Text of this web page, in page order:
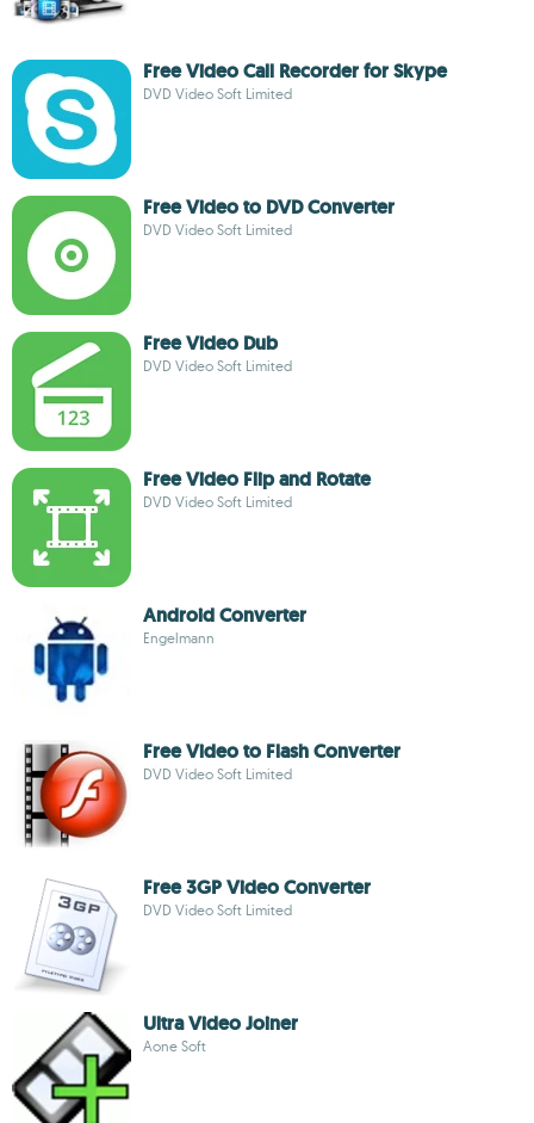
Free Video Call Recorder for Skype
DVD Video Soft Limited
Free Video to DVD Converter
DVD Video Soft Limited
Free Video Dub
DVD Video Soft Limited
Free Video Flip and Rotate
DVD Video Soft Limited
Android Converter
Engelmann
Free Video to Flash Converter
DVD Video Soft Limited
Free 3GP Video Converter
DVD Video Soft Limited
Ultra Video Joiner
Aone Soft